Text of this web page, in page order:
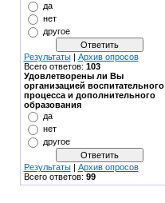
да
нет
другое
Результаты| Архив опросов
Всего ответов: 103
Удовлетворены ли Вы
организацией воспитательного
процесса и дополнительного
образования
да
нет
другое
Результаты| Архив опросов
Всего ответов: 99